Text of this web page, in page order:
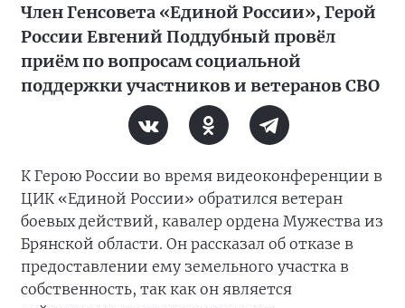
Член Генсовета «Единой России», Герой
России Евгений Поддубный провёл
приём по вопросам социальной
поддержки участников и ветеранов СВО
К Герою России во время видеоконференции в
ЦИК «Единой России» обратился ветеран
боевых действий, кавалер ордена Мужества из
Брянской области. Он рассказал об отказе в
предоставлении ему земельного участка в
собственность, так как он является